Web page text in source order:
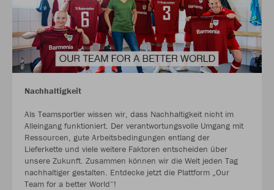
Nachhaltigkeit
Als Teamsportler wissen wir, dass Nachhaltigkeit nicht im
Alleingang funktioniert. Der verantwortungsvolle Umgang mit
Ressourcen, gute Arbeitsbedingungen entlang der
Lieferkette und viele weitere Faktoren entscheiden über
unsere Zukunft. Zusammen können wir die Welt jeden Tag
nachhaltiger gestalten. Entdecke jetzt die Plattform „Our
Team for a better World“!